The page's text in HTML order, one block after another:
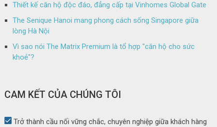
Thiết kế căn hộ độc đáo, đẳng cấp tại Vinhomes Global Gate
The Senique Hanoi mang phong cách sống Singapore giữa
lòng Hà Nội
Vì sao nói The Matrix Premium là tổ hợp "căn hộ cho sức
khoẻ"?
CAM KẾT CỦA CHÚNG TÔI
Trở thành cầu nối vững chắc, chuyên nghiệp giữa khách hàng